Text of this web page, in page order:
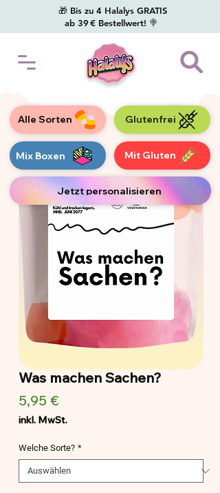
🎁 Bis zu 4 Halalys GRATIS
ab 39 € Bestellwert! 🍭
Alle Sorten Glutenfrei
Mix Boxen Mit Gluten
Was machen Sachen?
5,95 €Preis
inkl. MwSt.
Welche Sorte? *
Jetzt personalisieren